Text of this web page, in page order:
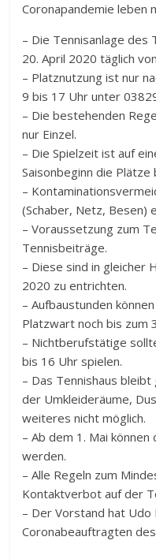
Coronapandemie leben
– Die Tennisanlage des
20. April 2020 täglich
– Platznutzung ist nur
9 bis 17 Uhr unter
– Die bestehenden
nur Einzel.
– Die Spielzeit ist auf
Saisonbeginn die
–
(Schaber, Netz, Besen)
– Voraussetzung zum
Tennisbeiträge.
– Diese sind in gleicher
2020 zu entrichten.
– Aufbaustunden
Platzwart noch bis zum
– Nichtberufstätige
bis 16 Uhr spielen.
– Das Tennishaus
der Umkleideräume,
weiteres nicht möglich.
– Ab dem 1. Mai
werden.
– Alle Regeln zum
Kontaktverbot auf der
– Der Vorstand hat Udo
Coronabeauftragten